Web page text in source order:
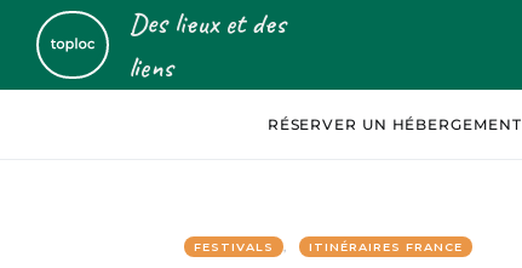
Des lieux et des
liens
RÉSERVER UN HÉBERGEMENT
FESTIVALS ITINÉRAIRES FRANCE